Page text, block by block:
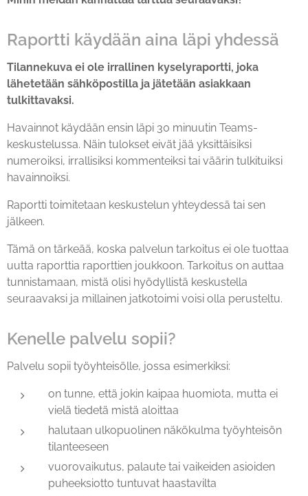
Raportti käydään aina läpi yhdessä
Tilannekuva ei ole irrallinen kyselyraportti, joka
lähetetään sähköpostilla ja jätetään asiakkaan
tulkittavaksi.
Havainnot käydään ensin läpi 30 minuutin Teams-
keskustelussa. Näin tulokset eivät jää yksittäisiksi
numeroiksi, irrallisiksi kommenteiksi tai väärin tulkituiksi
havainnoiksi.
Raportti toimitetaan keskustelun yhteydessä tai sen
jälkeen.
Tämä on tärkeää, koska palvelun tarkoitus ei ole tuottaa
uutta raporttia raporttien joukkoon. Tarkoitus on auttaa
tunnistamaan, mistä olisi hyödyllistä keskustella
seuraavaksi ja millainen jatkotoimi voisi olla perusteltu.
Kenelle palvelu sopii?
Palvelu sopii työyhteisölle, jossa esimerkiksi:
on tunne, että jokin kaipaa huomiota, mutta ei
vielä tiedetä mistä aloittaa
halutaan ulkopuolinen näkökulma työyhteisön
tilanteeseen
vuorovaikutus, palaute tai vaikeiden asioiden
puheeksiotto tuntuvat haastavilta